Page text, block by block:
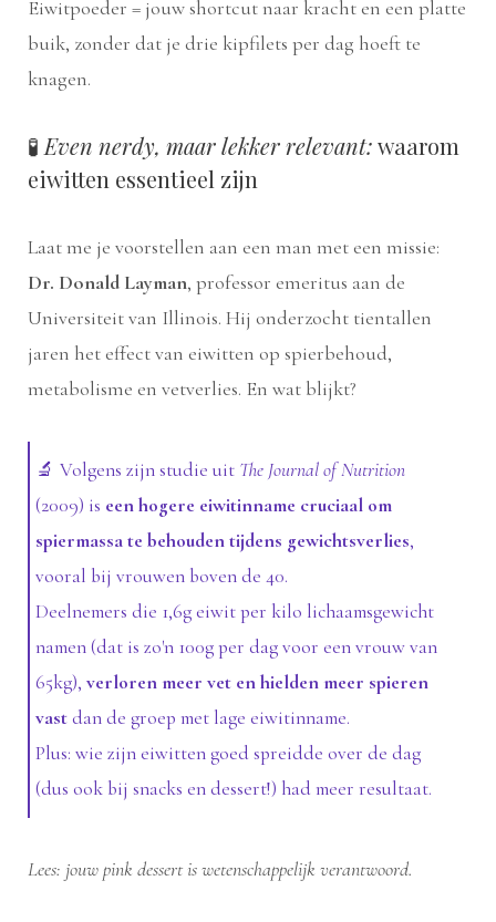
Eiwitpoeder = jouw shortcut naar kracht en een platte
buik, zonder dat je drie kipfilets per dag hoeft te
knagen.
🧪 Even nerdy, maar lekker relevant:waarom
eiwitten essentieel zijn
Laat me je voorstellen aan een man met een missie:
Dr. Donald Layman, professor emeritus aan de
Universiteit van Illinois. Hij onderzocht tientallen
jaren het effect van eiwitten op spierbehoud,
metabolisme en vetverlies. En wat blijkt?
🔬 Volgens zijn studie uit The Journal of Nutrition
(2009) is een hogere eiwitinname cruciaal om
spiermassa te behouden tijdens gewichtsverlies,
vooral bij vrouwen boven de 40.
Deelnemers die 1,6g eiwit per kilo lichaamsgewicht
namen (dat is zo'n 100g per dag voor een vrouw van
65kg), verloren meer vet en hielden meer spieren
vastdan de groep met lage eiwitinname.
Plus: wie zijn eiwitten goed spreidde over de dag
(dus ook bij snacks en dessert!) had meer resultaat.
Lees: jouw pink dessert is wetenschappelijk verantwoord.